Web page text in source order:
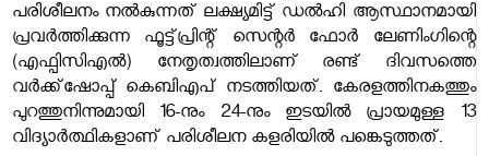
പരിശീലനം നല്‍കുന്നത് ലക്ഷ്യമിട്ട് ഡല്‍ഹി ആസ്ഥാനമായി
പ്രവര്‍ത്തിക്കുന്ന ഫൂട്ട്പ്രിന്റ് സെന്റര്‍ ഫോര്‍ ലേണിംഗിന്റെ
(എഫ്പിസിഎല്‍) നേതൃത്വത്തിലാണ് രണ്ട് ദിവസത്തെ
വര്‍ക്ക്ഷോപ്പ് കെബിഎപ് നടത്തിയത്. കേരളത്തിനകത്തും
പുറത്തുനിന്നുമായി 16-നും 24-നും ഇടയില്‍ പ്രായമുള്ള 13
വിദ്യാര്‍ത്ഥികളാണ് പരിശീലന കളരിയില്‍ പങ്കെടുത്തത്.